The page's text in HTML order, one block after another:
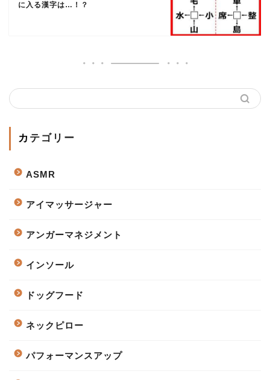
に入る漢字は…！？
カテゴリー
ASMR
アイマッサージャー
アンガーマネジメント
インソール
ドッグフード
ネックピロー
パフォーマンスアップ